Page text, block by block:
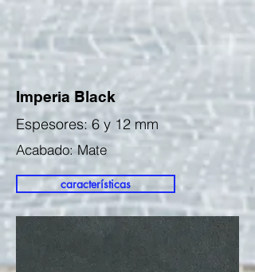
Imperia Black
Espesores: 6 y 12 mm
Acabado: Mate
características